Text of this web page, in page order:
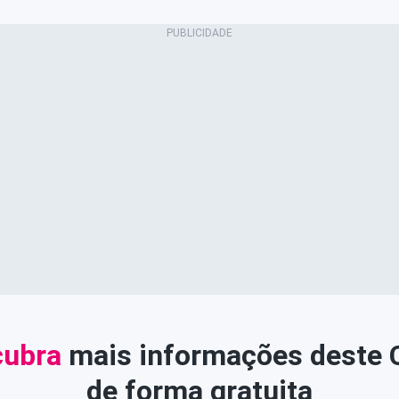
mais informações deste
de forma gratuita